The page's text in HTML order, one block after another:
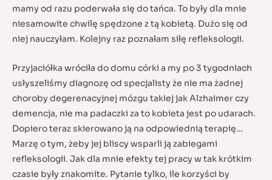
mamy od razu poderwała się do tańca. To były dla mnie
niesamowite chwilę spędzone z tą kobietą. Dużo się od
niej nauczyłam. Kolejny raz poznałam siłę refleksologii.
Przyjaciółka wróciła do domu córki a my po 3 tygodniach
usłyszeliśmy diagnozę od specjalisty że nie ma żadnej
choroby degerenacyjnej mózgu takiej jak Alzhaimer czy
demencja, nie ma padaczki za to kobieta jest po udarach.
Dopiero teraz skierowano ją na odpowiednią terapię…
Marzę o tym, żeby jej bliscy wsparli ją zabiegami
refleksologii. Jak dla mnie efekty tej pracy w tak krótkim
czasie były znakomite. Pytanie tylko, ile korzyści by